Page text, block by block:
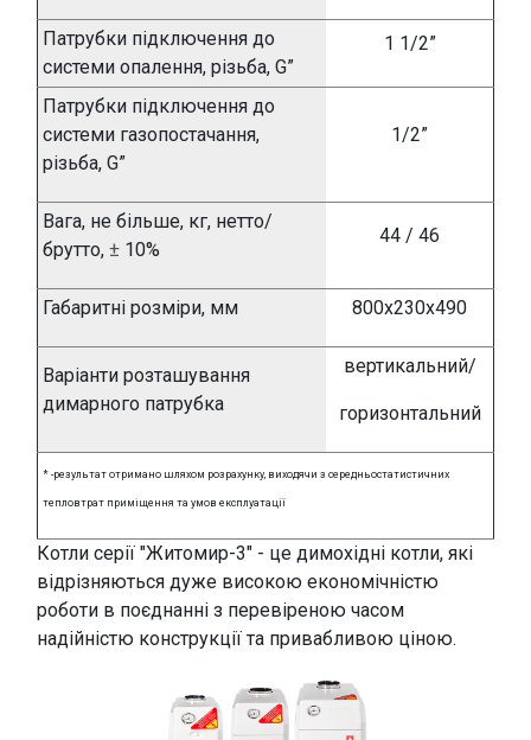
Патрубки підключення до
системи опалення, різьба, G”
1 1/2”
Патрубки підключення до
системи газопостачання,
різьба, G”
1/2”
Вага, не більше, кг, нетто/
брутто, ± 10%
44 / 46
Габаритні розміри, мм 800х230х490
Варіанти розташування
димарного патрубка
вертикальний/
горизонтальний
* -результат отримано шляхом розрахунку, виходячи з середньостатистичних
тепловтрат приміщення та умов експлуатації
Котли серії "Житомир-3" - це димохідні котли, які
відрізняються дуже високою економічністю
роботи в поєднанні з перевіреною часом
надійністю конструкції та привабливою ціною.